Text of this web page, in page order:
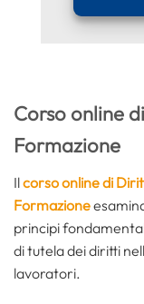
Corso online
Formazione
Ilcorso online di
Formazione
principi
di tutela dei diritti
lavoratori.